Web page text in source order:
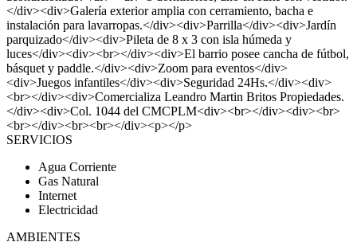
</div><div>Galería exterior amplia con cerramiento, bacha e
instalación para lavarropas.</div><div>Parrilla</div><div>Jardín
parquizado</div><div>Pileta de 8 x 3 con isla húmeda y
luces</div><div><br></div><div>El barrio posee cancha de fútbol,
básquet y paddle.</div><div>Zoom para eventos</div>
<div>Juegos infantiles</div><div>Seguridad 24Hs.</div><div>
<br></div><div>Comercializa Leandro Martin Britos Propiedades.
</div><div>Col. 1044 del CMCPLM<div><br></div><div><br>
<br></div><br><br></div><p></p>
SERVICIOS
Agua Corriente
Gas Natural
Internet
Electricidad
AMBIENTES